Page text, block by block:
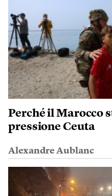
Perché il Marocco
pressione Ceuta
Alexandre Aublanc